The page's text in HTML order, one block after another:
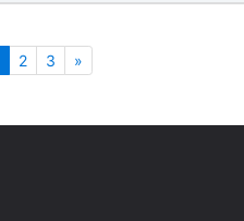
(actual)
2 3 »Siguiente